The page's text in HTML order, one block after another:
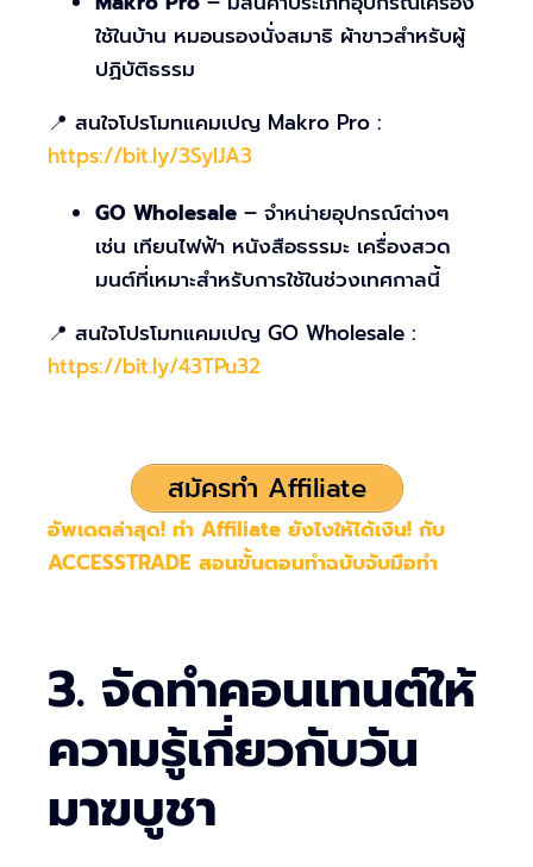
ใช้ในบ้าน หมอนรองนั่งสมาธิ ผ้าขาวสำหรับผู้
ปฏิบัติธรรม
📍 สนใจโปรโมทแคมเปญ Makro Pro :
https://bit.ly/3SyIJA3
GO Wholesale – จำหน่ายอุปกรณ์ต่างๆ
เช่น เทียนไฟฟ้า หนังสือธรรมะ เครื่องสวด
มนต์ที่เหมาะสำหรับการใช้ในช่วงเทศกาลนี้
📍 สนใจโปรโมทแคมเปญ GO Wholesale :
https://bit.ly/43TPu32
สมัครทำ Affiliate
อัพเดตล่าสุด! ทำ Affiliate ยังไงให้ได้เงิน! กับ
ACCESSTRADE สอนขั้นตอนทำฉบับจับมือทำ
3. จัดทำคอนเทนต์ให้
ความรู้เกี่ยวกับวัน
มาฆบูชา